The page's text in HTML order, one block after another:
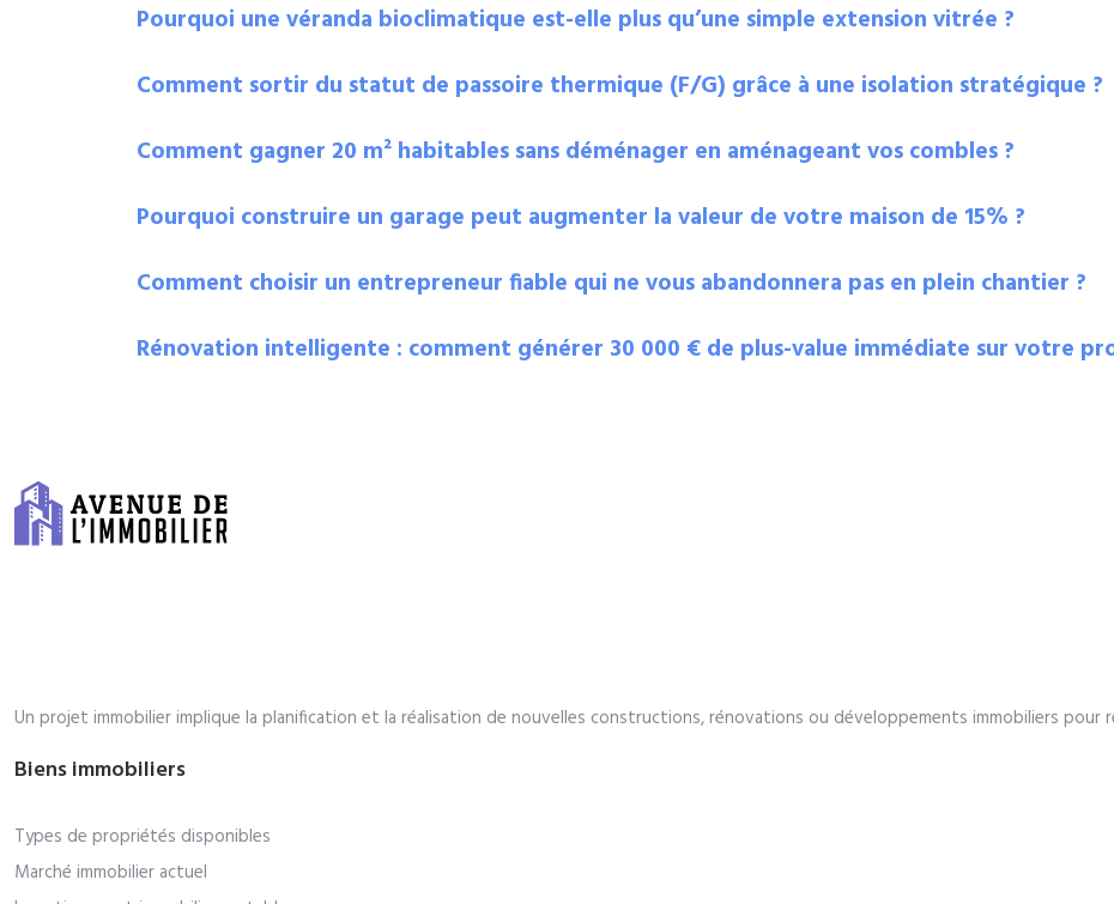
Pourquoi une véranda bioclimatique est-elle plus qu’une simple extension vitrée ?
Comment sortir du statut de passoire thermique (F/G) grâce à une isolation stratégique ?
Comment gagner 20 m² habitables sans déménager en aménageant vos combles ?
Pourquoi construire un garage peut augmenter la valeur de votre maison de 15% ?
Comment choisir un entrepreneur fiable qui ne vous abandonnera pas en plein chantier ?
Rénovation intelligente : comment générer 30 000 € de plus-value immédiate sur votre
Un projet immobilier implique la planification et la réalisation de nouvelles constructions, rénovations ou développements immobiliers pour
Biens immobiliers
Types de propriétés disponibles
Marché immobilier actuel